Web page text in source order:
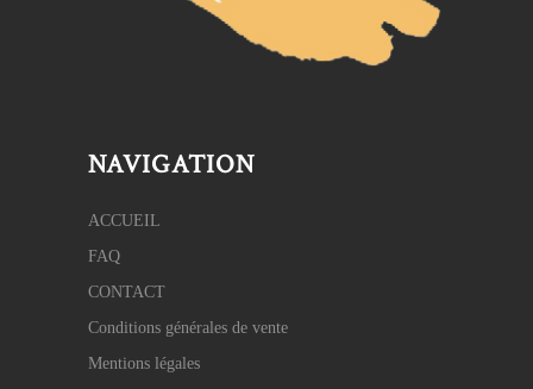
NAVIGATION
ACCUEIL
FAQ
CONTACT
Conditions générales de vente
Mentions légales